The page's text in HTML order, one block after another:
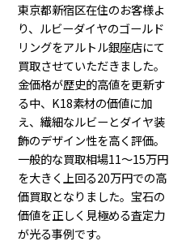
東京都新宿区在住のお客様よ
り、ルビーダイヤのゴールド
リングをアルトル銀座店にて
買取させていただきました。
金価格が歴史的高値を更新す
る中、K18素材の価値に加
え、繊細なルビーとダイヤ装
飾のデザイン性を高く評価。
一般的な買取相場11～15万円
を大きく上回る20万円での高
価買取となりました。宝石の
価値を正しく見極める査定力
が光る事例です。